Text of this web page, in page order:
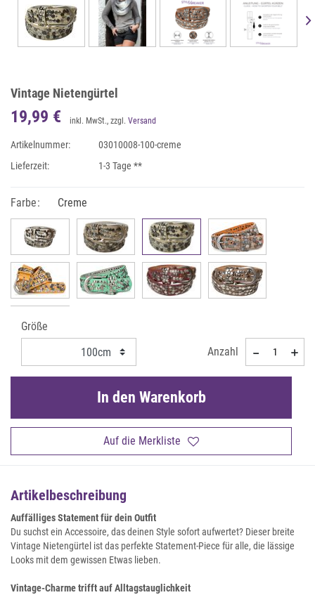
Vintage Nietengürtel
19,99 € inkl. MwSt., zzgl. Versand
Artikelnummer:
03010008-100-creme
Lieferzeit:
1-3 Tage **
Farbe: Creme
Größe
Anzahl
Auf die Merkliste
In den Warenkorb
Artikelbeschreibung
Auffälliges Statement für dein Outfit
Du suchst ein Accessoire, das deinen Style sofort aufwertet? Dieser breite
Vintage Nietengürtel ist das perfekte Statement-Piece für alle, die lässige
Looks mit dem gewissen Etwas lieben.
Vintage-Charme trifft auf Alltagstauglichkeit